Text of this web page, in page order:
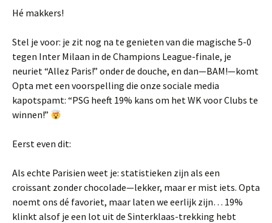
Hé makkers!
Stel je voor: je zit nog na te genieten van die magische 5-0
tegen Inter Milaan in de Champions League-finale, je
neuriet “Allez Paris!” onder de douche, en dan—BAM!—komt
Opta met een voorspelling die onze sociale media
kapotspamt: “PSG heeft 19% kans om het WK voor Clubs te
winnen!”
Eerst even dit:
Als echte Parisien weet je: statistieken zijn als een
croissant zonder chocolade—lekker, maar er mist iets. Opta
noemt ons dé favoriet, maar laten we eerlijk zijn… 19%
klinkt alsof je een lot uit de Sinterklaas-trekking hebt